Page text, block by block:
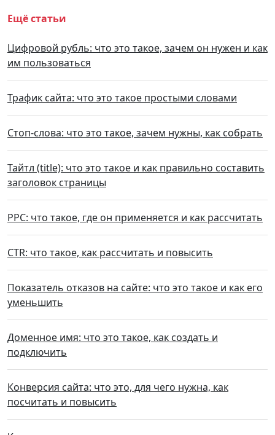
Ещё статьи
Цифровой рубль: что это такое, зачем он нужен и как
им пользоваться
Трафик сайта: что это такое простыми словами
Стоп-слова: что это такое, зачем нужны, как собрать
Тайтл (title): что это такое и как правильно составить
заголовок страницы
PPC: что такое, где он применяется и как рассчитать
CTR: что такое, как рассчитать и повысить
Показатель отказов на сайте: что это такое и как его
уменьшить
Доменное имя: что это такое, как создать и
подключить
Конверсия сайта: что это, для чего нужна, как
посчитать и повысить